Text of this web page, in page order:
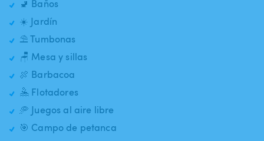
🚽 Baños
☀️ Jardín
⛱️ Tumbonas
🪑 Mesa y sillas
🍖 Barbacoa
🤽 Flotadores
🥏 Juegos al aire libre
🎯 Campo de petanca